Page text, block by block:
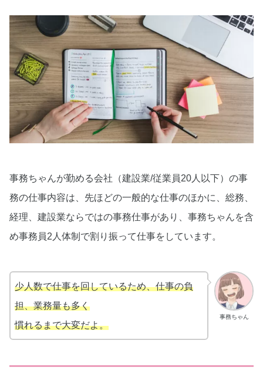
事務ちゃんが勤める会社（建設業/従業員20人以下）の事
務の仕事内容は、先ほどの一般的な仕事のほかに、総務、
経理、建設業ならではの事務仕事があり、事務ちゃんを含
め事務員2人体制で割り振って仕事をしています。
事務ちゃん
少人数で仕事を回しているため、仕事の負
担、業務量も多く
慣れるまで大変だよ。